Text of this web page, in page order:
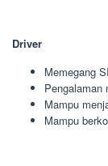
Driver
Memegang
Pengalaman
Mampu
Mampu